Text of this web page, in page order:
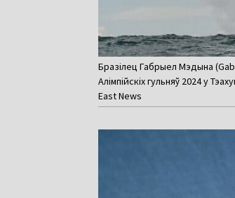
Бразілец Габрыел Мэдына
Алімпійскіх гульняў 2024 у
East News